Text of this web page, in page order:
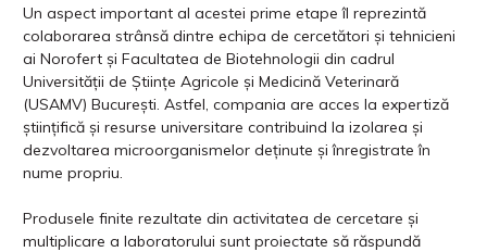
Un aspect important al acestei prime etape îl reprezintă
colaborarea strânsă dintre echipa de cercetători și tehnicieni
ai Norofert și Facultatea de Biotehnologii din cadrul
Universității de Științe Agricole și Medicină Veterinară
(USAMV) București. Astfel, compania are acces la expertiză
științifică și resurse universitare contribuind la izolarea și
dezvoltarea microorganismelor deținute și înregistrate în
nume propriu.
Produsele finite rezultate din activitatea de cercetare și
multiplicare a laboratorului sunt proiectate să răspundă